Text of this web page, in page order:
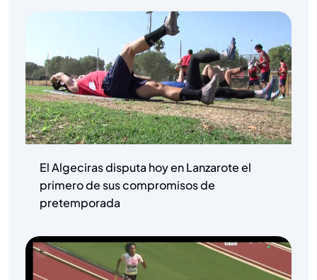
El Algeciras disputa hoy en Lanzarote el
primero de sus compromisos de
pretemporada